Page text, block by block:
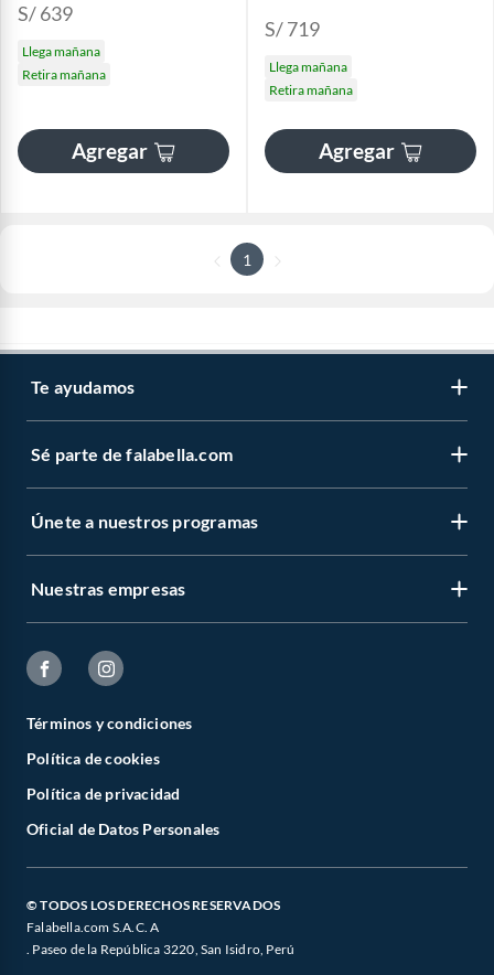
S/ 639
Llega mañana
Retira mañana
Agregar
S/ 719
Llega mañana
Retira mañana
Agregar
1
Te ayudamos
Sé parte de falabella.com
Únete a nuestros programas
Nuestras empresas
Términos y condiciones
Política de cookies
Política de privacidad
Oficial de Datos Personales
© TODOS LOS DERECHOS RESERVADOS
Falabella.com S.A.C. A
. Paseo de la República 3220, San Isidro, Perú